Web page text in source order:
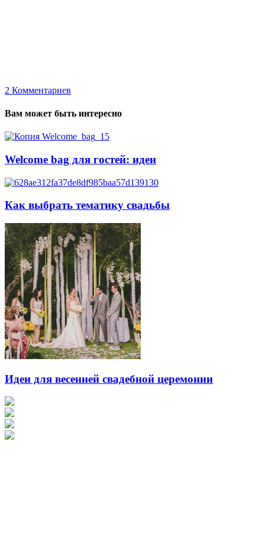
2 Комментариев
Вам может быть интересно
Welcome bag для гостей: идеи
Как выбрать тематику свадьбы
Идеи для весенней свадебной церемонии